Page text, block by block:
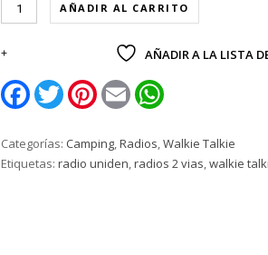
AÑADIR AL CARRITO
AÑADIR A LA LISTA
FacebookTwitter PinterestEmail
Categorías: Camping,Radios,Walkie Talkie
Etiquetas: radio uniden,radios 2 vias,walkie